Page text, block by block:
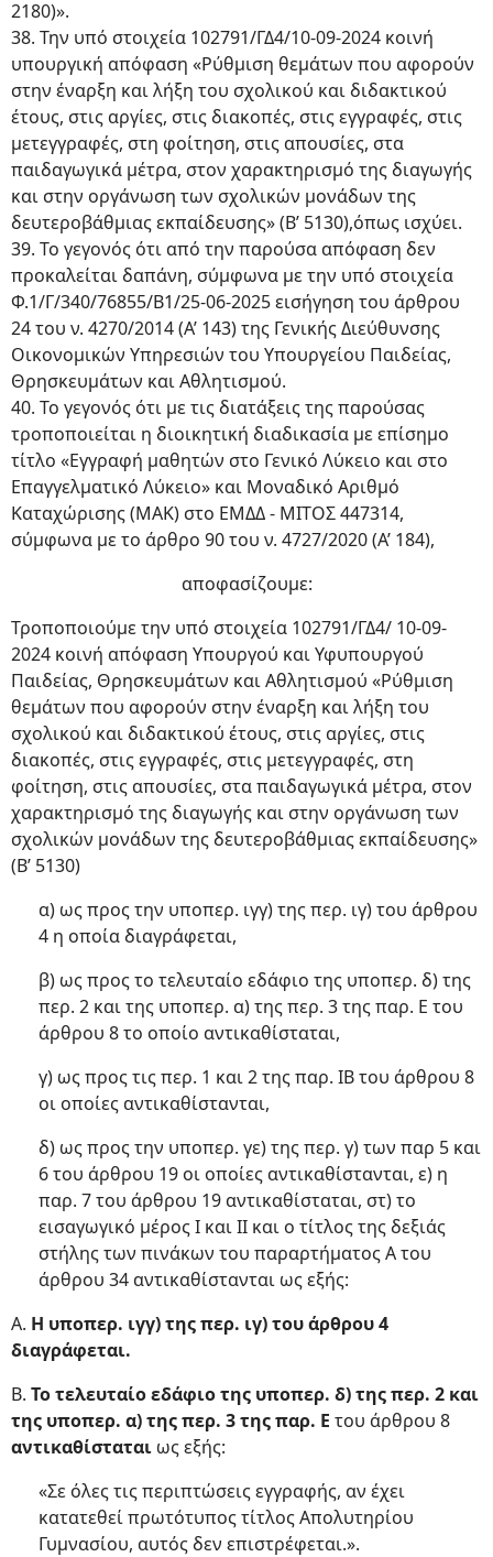
2180)».
38. Την υπό στοιχεία 102791/ΓΔ4/10-09-2024 κοινή
υπουργική απόφαση «Ρύθμιση θεμάτων που αφορούν
στην έναρξη και λήξη του σχολικού και διδακτικού
έτους, στις αργίες, στις διακοπές, στις εγγραφές, στις
μετεγγραφές, στη φοίτηση, στις απουσίες, στα
παιδαγωγικά μέτρα, στον χαρακτηρισμό της διαγωγής
και στην οργάνωση των σχολικών μονάδων της
δευτεροβάθμιας εκπαίδευσης» (Β’ 5130),όπως ισχύει.
39. Το γεγονός ότι από την παρούσα απόφαση δεν
προκαλείται δαπάνη, σύμφωνα με την υπό στοιχεία
Φ.1/Γ/340/76855/B1/25-06-2025 εισήγηση του άρθρου
24 του ν. 4270/2014 (Α’ 143) της Γενικής Διεύθυνσης
Οικονομικών Υπηρεσιών του Υπουργείου Παιδείας,
Θρησκευμάτων και Αθλητισμού.
40. Το γεγονός ότι με τις διατάξεις της παρούσας
τροποποιείται η διοικητική διαδικασία με επίσημο
τίτλο «Εγγραφή μαθητών στο Γενικό Λύκειο και στο
Επαγγελματικό Λύκειο» και Μοναδικό Αριθμό
Καταχώρισης (ΜΑΚ) στο ΕΜΔΔ - ΜΙΤΟΣ 447314,
σύμφωνα με το άρθρο 90 του ν. 4727/2020 (Α’ 184),
αποφασίζουμε:
Τροποποιούμε την υπό στοιχεία 102791/ΓΔ4/ 10-09-
2024 κοινή απόφαση Υπουργού και Υφυπουργού
Παιδείας, Θρησκευμάτων και Αθλητισμού «Ρύθμιση
θεμάτων που αφορούν στην έναρξη και λήξη του
σχολικού και διδακτικού έτους, στις αργίες, στις
διακοπές, στις εγγραφές, στις μετεγγραφές, στη
φοίτηση, στις απουσίες, στα παιδαγωγικά μέτρα, στον
χαρακτηρισμό της διαγωγής και στην οργάνωση των
σχολικών μονάδων της δευτεροβάθμιας εκπαίδευσης»
(Β’ 5130)
α) ως προς την υποπερ. ιγγ) της περ. ιγ) του άρθρου
4 η οποία διαγράφεται,
β) ως προς το τελευταίο εδάφιο της υποπερ. δ) της
περ. 2 και της υποπερ. α) της περ. 3 της παρ. Ε του
άρθρου 8 το οποίο αντικαθίσταται,
γ) ως προς τις περ. 1 και 2 της παρ. ΙΒ του άρθρου 8
οι οποίες αντικαθίστανται,
δ) ως προς την υποπερ. γε) της περ. γ) των παρ 5 και
6 του άρθρου 19 οι οποίες αντικαθίστανται, ε) η
παρ. 7 του άρθρου 19 αντικαθίσταται, στ) το
εισαγωγικό μέρος I και II και ο τίτλος της δεξιάς
στήλης των πινάκων του παραρτήματος Α του
άρθρου 34 αντικαθίστανται ως εξής:
Α. Η υποπερ. ιγγ) της περ. ιγ) του άρθρου 4
διαγράφεται.
Β. Το τελευταίο εδάφιο της υποπερ. δ) της περ. 2 και
της υποπερ. α) της περ. 3 της παρ. Ε του άρθρου 8
αντικαθίσταται ως εξής:
«Σε όλες τις περιπτώσεις εγγραφής, αν έχει
κατατεθεί πρωτότυπος τίτλος Απολυτηρίου
Γυμνασίου, αυτός δεν επιστρέφεται.».